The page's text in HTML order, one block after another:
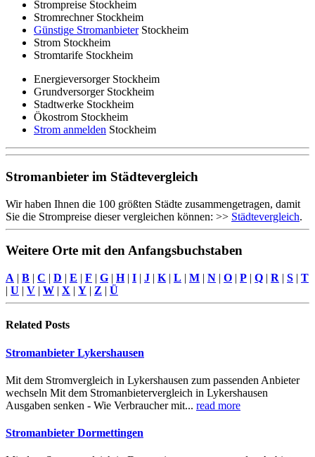
Strompreise Stockheim
Stromrechner Stockheim
Günstige StromanbieterStockheim
Strom Stockheim
Stromtarife Stockheim
Energieversorger Stockheim
Grundversorger Stockheim
Stadtwerke Stockheim
Ökostrom Stockheim
Strom anmelden Stockheim
Stromanbieter im Städtevergleich
Wir haben Ihnen die 100 größten Städte zusammengetragen, damit
Sie die Strompreise dieser vergleichen können: >> Städtevergleich.
Weitere Orte mit den Anfangsbuchstaben
A | B | C | D | E | F | G | H| I | J | K | L | M | N | O | P | Q | R | S | T
| U | V | W | X | Y | Z | Ü
Related Posts
Stromanbieter Lykershausen
Mit dem Stromvergleich in Lykershausen zum passenden Anbieter
wechseln Mit dem Stromanbietervergleich in Lykershausen
Ausgaben senken - Wie Verbraucher mit... read more
Stromanbieter Dormettingen